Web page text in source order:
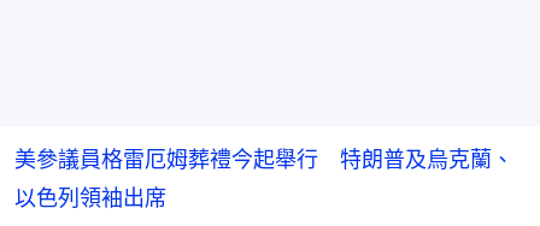
美參議員格雷厄姆葬禮今起舉行 特朗普及烏克蘭、
以色列領袖出席